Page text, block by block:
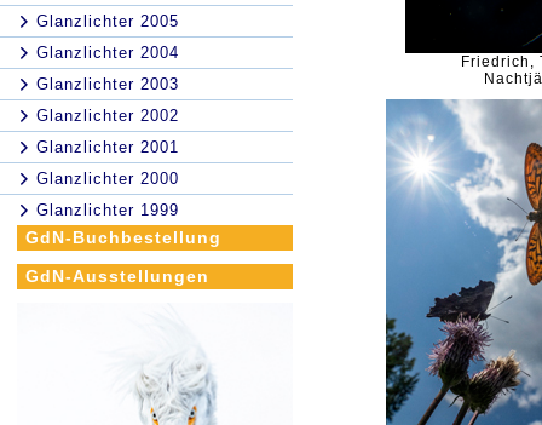
Glanzlichter 2005
Glanzlichter 2004
Glanzlichter 2003
Glanzlichter 2002
Glanzlichter 2001
Glanzlichter 2000
Glanzlichter 1999
GdN-Buchbestellung
GdN-Ausstellungen
Friedrich,